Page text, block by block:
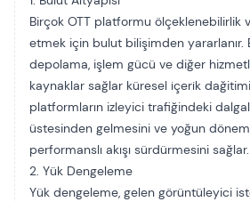
Birçok OTT platformu ölçeklenebilirlik
etmek için bulut bilişimden yararlanır.
depolama, işlem gücü ve diğer
kaynaklar sağlar küresel i̇çeri̇k dağitimi
platformların izleyici trafiğindeki
üstesinden gelmesini ve yoğun
performanslı akışı sürdürmesini sağlar.
2. Yük Dengeleme
Yük dengeleme, gelen görüntüleyici